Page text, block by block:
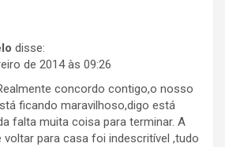
disse:
de 2014 às 09:26
concordo contigo,o nosso
ficando maravilhoso,digo está
falta muita coisa para terminar. A
voltar para casa foi indescritível ,tudo